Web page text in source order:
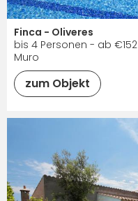
Finca - Oliveres
bis 4 Personen - ab €152
Muro
zum Objekt